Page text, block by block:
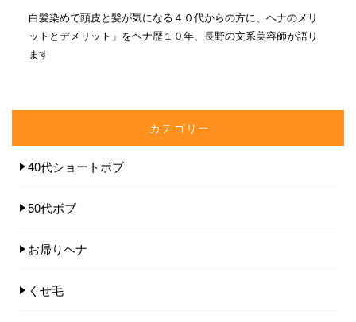
白髪染めで頭皮と髪が気になる４０代からの方に、ヘナのメリ
ットとデメリット」をヘナ歴１０年、長野の文系美容師が語り
ます
カテゴリー
40代ショートボブ
50代ボブ
お帰りヘナ
くせ毛